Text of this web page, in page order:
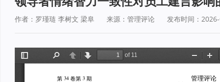
作者：罗瑾琏 李树文 梁阜 来源：管理评论 发布时间：